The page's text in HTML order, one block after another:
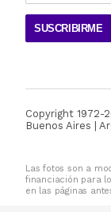
SUSCRIBIRME
Copyright 1972-
Buenos Aires |
Las fotos son a
financiación para
en las páginas